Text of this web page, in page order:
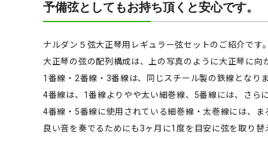
予備弦としてもお持ち頂くと安心です。
ナルダン５弦大正琴用レギュラー弦セットのご紹介です
大正琴の弦の配列構成は、上の写真のように大正琴に
1番線・2番線・3番線は、同じスチール製の鉄線となり
4番線は、1番線よりやや太い細巻線、5番線には、さら
4番線・5番線に使用されている細巻線・太巻線には、
良い音を奏でるためにも3ヶ月に1度を目安に弦を取り替